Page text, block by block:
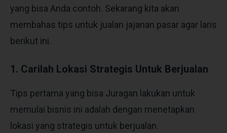
yang bisa Anda contoh. Sekarang kita akan
membahas tips untuk jualan jajanan pasar agar laris
berikut ini.
1. Carilah Lokasi Strategis Untuk Berjualan
Tips pertama yang bisa Juragan lakukan untuk
memulai bisnis ini adalah dengan menetapkan
lokasi yang strategis untuk berjualan.